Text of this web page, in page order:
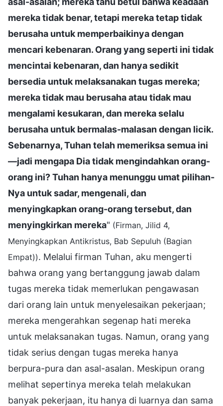
mereka tidak benar, tetapi mereka tetap tidak
berusaha untuk memperbaikinya dengan
mencari kebenaran. Orang yang seperti ini tidak
mencintai kebenaran, dan hanya sedikit
bersedia untuk melaksanakan tugas mereka;
mereka tidak mau berusaha atau tidak mau
mengalami kesukaran, dan mereka selalu
berusaha untuk bermalas-malasan dengan licik.
Sebenarnya, Tuhan telah memeriksa semua ini
—jadi mengapa Dia tidak mengindahkan orang-
orang ini? Tuhan hanya menunggu umat pilihan-
Nya untuk sadar, mengenali, dan
menyingkapkan orang-orang tersebut, dan
menyingkirkan mereka" (Firman, Jilid 4,
Menyingkapkan Antikristus, Bab Sepuluh (Bagian
Empat)). Melalui firman Tuhan, aku mengerti
bahwa orang yang bertanggung jawab dalam
tugas mereka tidak memerlukan pengawasan
dari orang lain untuk menyelesaikan pekerjaan;
mereka mengerahkan segenap hati mereka
untuk melaksanakan tugas. Namun, orang yang
tidak serius dengan tugas mereka hanya
berpura-pura dan asal-asalan. Meskipun orang
melihat sepertinya mereka telah melakukan
banyak pekerjaan, itu hanya di luarnya dan sama